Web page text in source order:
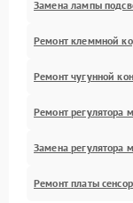
Замена лампы
Ремонт клеммной
Ремонт чугунной
Ремонт регулятора
Замена регулятора
Ремонт платы